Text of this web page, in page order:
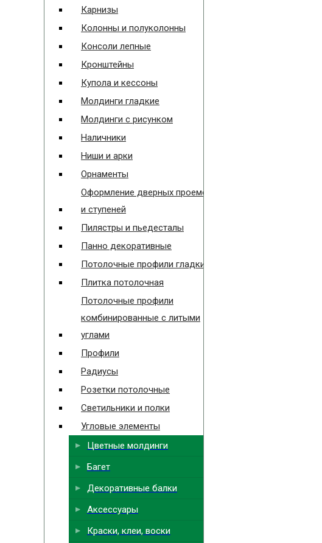
Карнизы
Колонны и полуколонны
Консоли лепные
Кронштейны
Купола и кессоны
Молдинги гладкие
Молдинги с рисунком
Наличники
Ниши и арки
Орнаменты
Оформление дверных проемов
и ступеней
Пилястры и пьедесталы
Панно декоративные
Потолочные профили гладкие
Плитка потолочная
Потолочные профили
комбинированные с литыми
углами
Профили
Радиусы
Розетки потолочные
Светильники и полки
Угловые элементы
Цветные молдинги
Багет
Декоративные балки
Аксессуары
Краски, клеи, воски